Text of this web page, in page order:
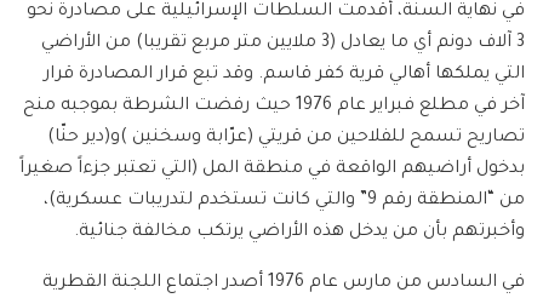
في نهاية السنة، أقدمت السلطات الإسرائيلية على مصادرة نحو
3 آلاف دونم أي ما يعادل (3 ملايين متر مربع تقريبا) من الأراضي
التي يملكها أهالي قرية كفر قاسم. وقد تبع قرار المصادرة قرار
آخر في مطلع فبراير عام 1976 حيث رفضت الشرطة بموجبه منح
تصاريح تسمح للفلاحين من قريتي (عرّابة وسخنين )و(دير حنّا)
بدخول أراضيهم الواقعة في منطقة المل (التي تعتبر جزءاً صغيراً
من “المنطقة رقم 9” والتي كانت تستخدم لتدريبات عسكرية)،
وأخبرتهم بأن من يدخل هذه الأراضي يرتكب مخالفة جنائية.
في السادس من مارس عام 1976 أصدر اجتماع اللجنة القطرية